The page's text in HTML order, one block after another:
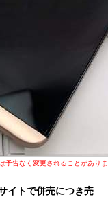
予告なく変更されることがあり
イトで併売につき売